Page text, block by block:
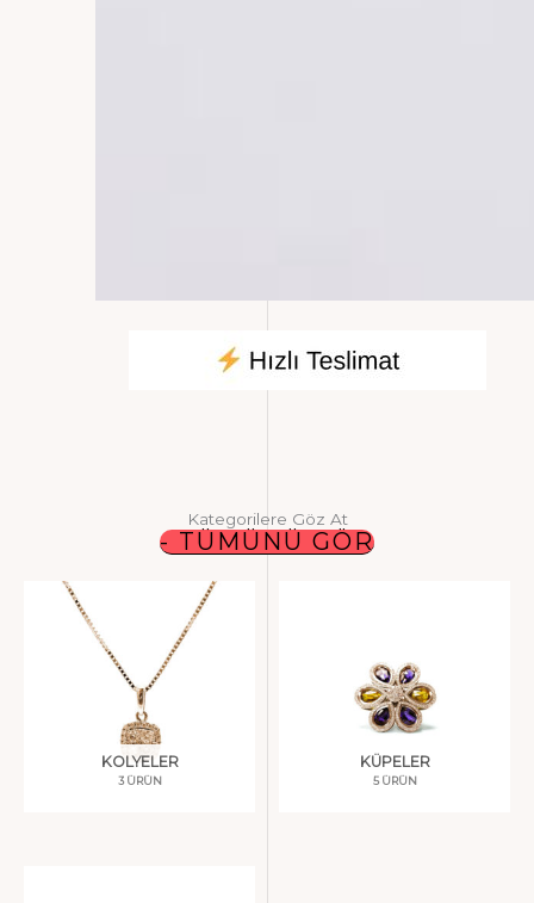
Kategorilere Göz At
- TÜMÜNÜ GÖR
KOLYELER
3 ÜRÜN
KÜPELER
5 ÜRÜN